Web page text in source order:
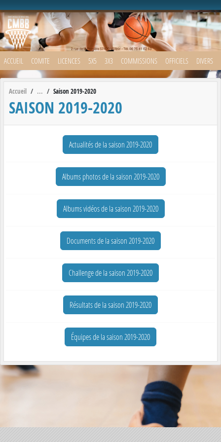
ACCUEIL COMITE LICENCES 5X5 3X3 COMMISSIONS OFFICIELS DIVERS
Accueil Saison 2019-2020
SAISON 2019-2020
Actualités de la saison 2019-2020
Albums photos de la saison 2019-2020
Albums vidéos de la saison 2019-2020
Documents de la saison 2019-2020
Challenge de la saison 2019-2020
Résultats de la saison 2019-2020
Équipes de la saison 2019-2020